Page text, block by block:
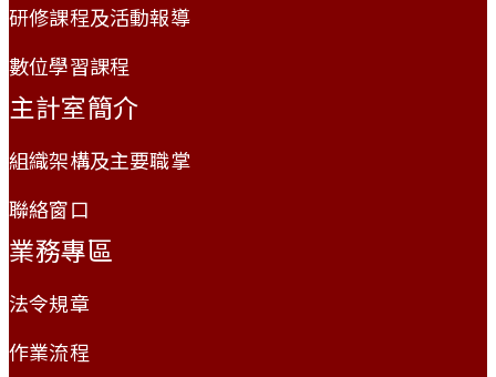
研修課程及活動報導
數位學習課程
主計室簡介
組織架構及主要職掌
聯絡窗口
業務專區
法令規章
作業流程